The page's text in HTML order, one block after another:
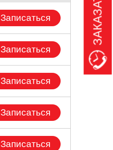
Записаться
Записаться
Записаться
Записаться
Записаться